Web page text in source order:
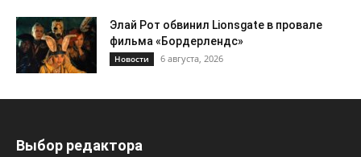
Элай Рот обвинил Lionsgate в провале
фильма «Бордерлендс»
Новости 6 августа, 2026
Выбор редактора